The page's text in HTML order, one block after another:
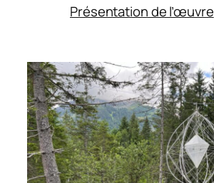
Présentation de l’œuvre: